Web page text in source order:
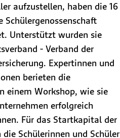
aufzustellen, haben die 16
Schülergenossenschaft
Unterstützt wurden sie
- Verband der
Expertinnen und
berieten die
einem Workshop, wie sie
erfolgreich
Für das Startkapital der
Schülerinnen und Schüler